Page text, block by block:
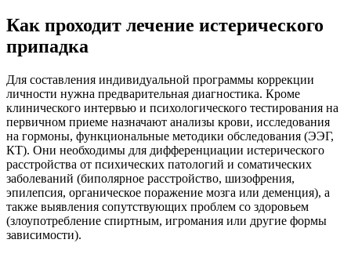
Как проходит лечение истерического
припадка
Для составления индивидуальной программы коррекции
личности нужна предварительная диагностика. Кроме
клинического интервью и психологического тестирования на
первичном приеме назначают анализы крови, исследования
на гормоны, функциональные методики обследования (ЭЭГ,
КТ). Они необходимы для дифференциации истерического
расстройства от психических патологий и соматических
заболеваний (биполярное расстройство, шизофрения,
эпилепсия, органическое поражение мозга или деменция), а
также выявления сопутствующих проблем со здоровьем
(злоупотребление спиртным, игромания или другие формы
зависимости).